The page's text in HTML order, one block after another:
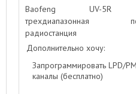
Baofeng UV-5R
трехдиапазонная
радиостанция
Дополнительно хочу:
Запрограммировать LPD/
каналы (бесплатно)